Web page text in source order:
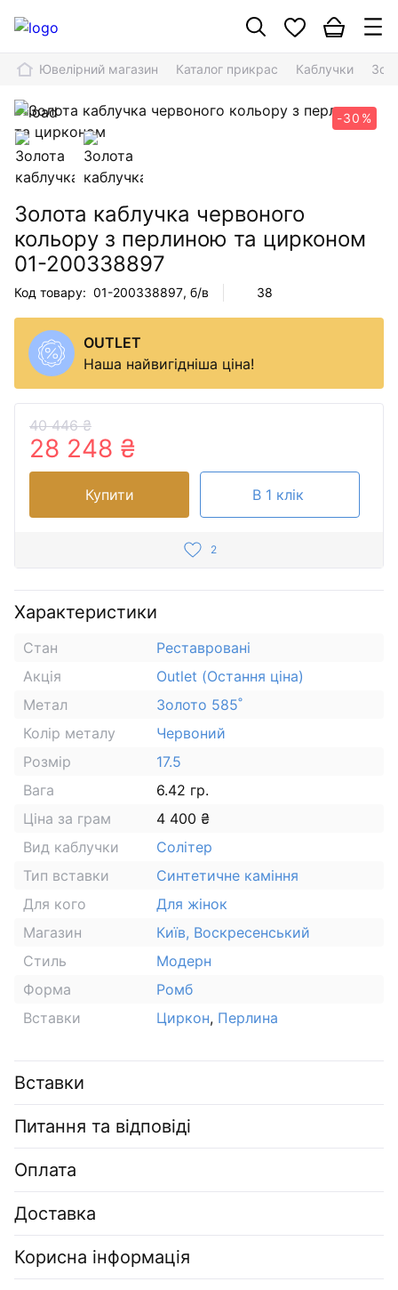
Ювелірний магазин Каталог прикрас Каблучки
-30%
Золота каблучка червоного
кольору з перлиною та цирконом
01-200338897
Код товару: 01-200338897, б/в 38
OUTLET
Наша найвигідніша ціна!
40 446 ₴
28 248 ₴
Купити В 1 клік
2
Характеристики
Стан
Реставровані
Акція
Outlet (Остання ціна)
Метал
Золото 585˚
Колір металу
Червоний
Розмір
17.5
Вага
6.42 гр.
Ціна за грам
4 400 ₴
Вид каблучки
Солітер
Тип вставки
Синтетичне каміння
Для кого
Для жінок
Магазин
Київ, Воскресенський
Стиль
Модерн
Форма
Ромб
Вставки
Циркон, Перлина
Вставки
Питання та відповіді
Оплата
Доставка
Корисна інформація